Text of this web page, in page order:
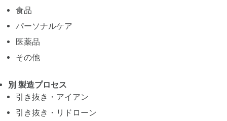
食品
パーソナルケア
医薬品
その他
別 製造プロセス
引き抜き・アイアン
引き抜き・リドローン